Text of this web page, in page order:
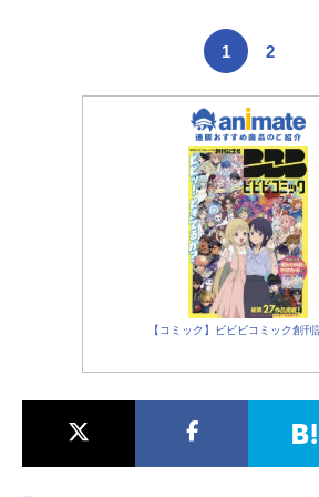
1 2
【コミック】ビビビコミック創刊